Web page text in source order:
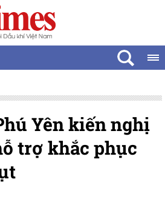
Yên kiến nghị
trợ khắc phục